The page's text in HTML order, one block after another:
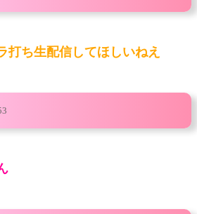
打ち生配信してほしいねえ